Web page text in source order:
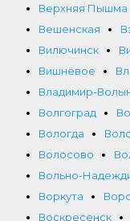
Верхняя Пышма
Вешенская
Вилючинск
Вишнёвое
Владимир-
Волгоград
Вологда
Волосово
Вольно-
Воркута
Воскресенск